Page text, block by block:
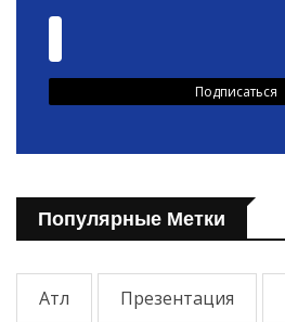
Популярные Метки
Атл Презентация